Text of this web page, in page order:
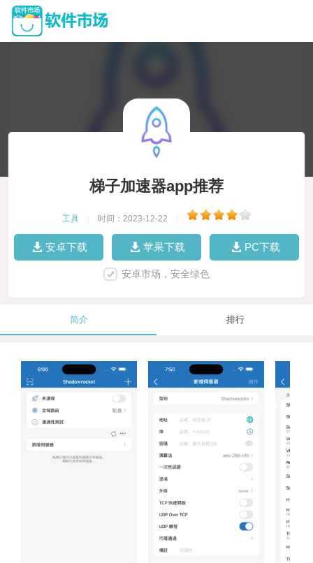
梯子加速器app推荐
工具 时间：2023-12-22
安卓下载 苹果下载 PC下载
安卓市场，安全绿色
简介 排行